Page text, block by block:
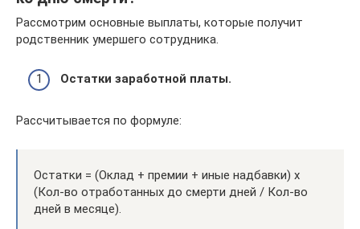
Рассмотрим основные выплаты, которые получит
родственник умершего сотрудника.
Остатки заработной платы.
Рассчитывается по формуле:
Остатки = (Оклад + премии + иные надбавки) х
(Кол-во отработанных до смерти дней / Кол-во
дней в месяце).